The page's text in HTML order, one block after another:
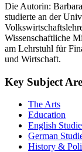
Die Autorin:
studierte an der
Wissenschaftliche
am Lehrstuhl für
und Wirtschaft.
Key Subject
The Arts
Education
English
German
History &